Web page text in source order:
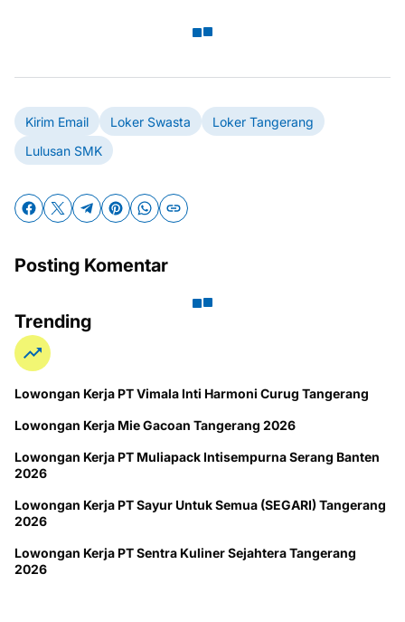
Kirim Email Loker Swasta
Loker Tangerang
Lulusan SMK
Posting Komentar
Trending
Lowongan Kerja PT Vimala Inti Harmoni Curug Tangerang
Lowongan Kerja Mie Gacoan Tangerang 2026
Lowongan Kerja PT Muliapack Intisempurna Serang Banten
2026
Lowongan Kerja PT Sayur Untuk Semua (SEGARI) Tangerang
2026
Lowongan Kerja PT Sentra Kuliner Sejahtera Tangerang
2026